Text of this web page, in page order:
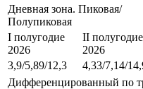
Дневная зона. Пиковая/
Полупиковая
I полугодие
2026
II полугодие
2026
3,9/5,89/12,3
4,33/7,14/
Дифференцированный по